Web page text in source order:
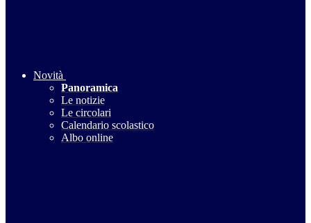
Novità
Panoramica
Le notizie
Le circolari
Calendario scolastico
Albo online